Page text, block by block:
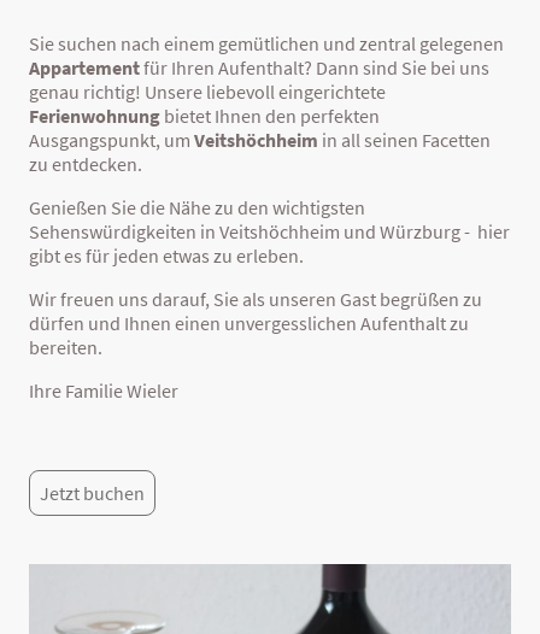
Sie suchen nach einem gemütlichen und zentral gelegenen
Appartementfür Ihren Aufenthalt? Dann sind Sie bei uns
genau richtig! Unsere liebevoll eingerichtete
Ferienwohnung bietet Ihnen den perfekten
Ausgangspunkt, um Veitshöchheim in all seinen Facetten
zu entdecken.
Genießen Sie die Nähe zu den wichtigsten
Sehenswürdigkeiten in Veitshöchheim und Würzburg - hier
gibt es für jeden etwas zu erleben.
Wir freuen uns darauf, Sie als unseren Gast begrüßen zu
dürfen und Ihnen einen unvergesslichen Aufenthalt zu
bereiten.
Ihre Familie Wieler
Jetzt buchen